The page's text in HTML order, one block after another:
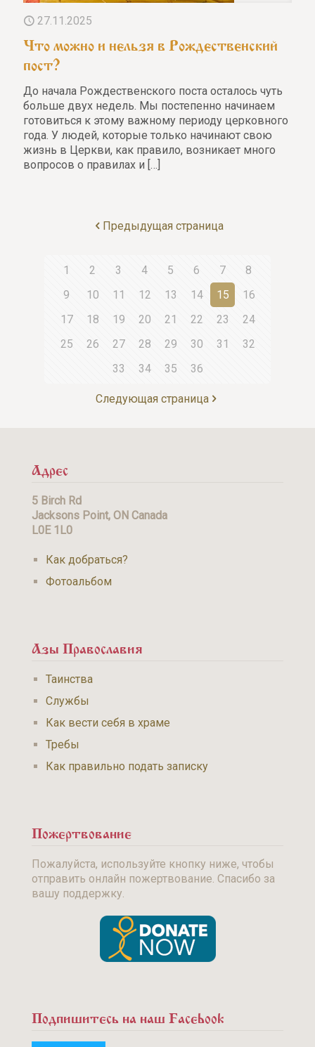
27.11.2025
Что можно и нельзя в Рождественский
пост?
До начала Рождественского поста осталось чуть
больше двух недель. Мы постепенно начинаем
готовиться к этому важному периоду церковного
года. У людей, которые только начинают свою
жизнь в Церкви, как правило, возникает много
вопросов о правилах и […]
Предыдущая страница
1 2 3 4 5 6 7
8
9
10 11 12 13 14 15
16
17
18 19 20 21 22 23
24
25
26 27 28 29 30 31
32
33
34 35 36
Следующая страница
Адрес
5 Birch Rd
Jacksons Point, ON Canada
L0E 1L0
Как добраться?
Фотоальбом
Азы Православия
Таинства
Службы
Как вести себя в храме
Требы
Как правильно подать записку
Пожертвование
Пожалуйста, используйте кнопку ниже, чтобы
отправить онлайн пожертвование. Спасибо за
вашу поддержку.
Подпишитесь на наш Facebook